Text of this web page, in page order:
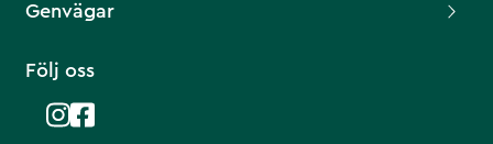
Genvägar
Följ oss